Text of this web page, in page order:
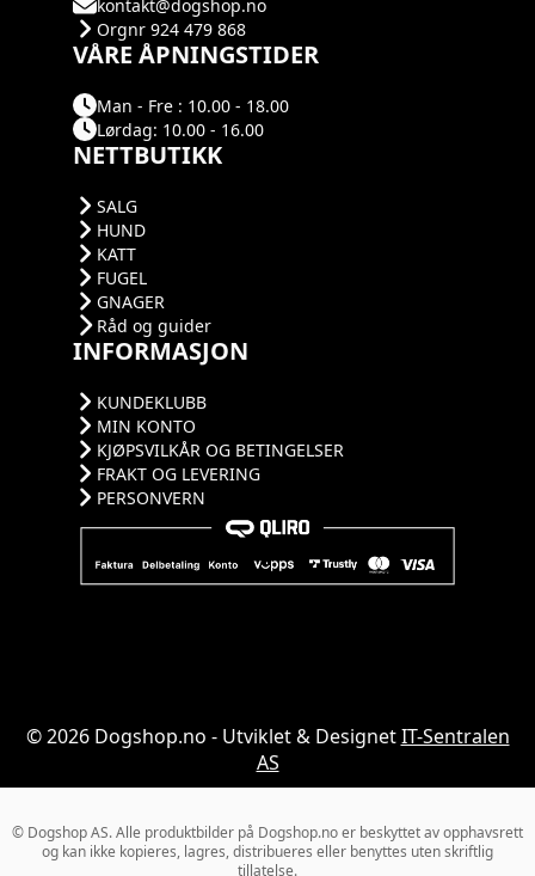
kontakt@dogshop.no
Orgnr 924 479 868
VÅRE ÅPNINGSTIDER
Man - Fre : 10.00 - 18.00
Lørdag: 10.00 - 16.00
NETTBUTIKK
SALG
HUND
KATT
FUGEL
GNAGER
Råd og guider
INFORMASJON
KUNDEKLUBB
MIN KONTO
KJØPSVILKÅR OG BETINGELSER
FRAKT OG LEVERING
PERSONVERN
© 2026 Dogshop.no - Utviklet & DesignetIT-Sentralen
AS
© Dogshop AS. Alle produktbilder på Dogshop.no er beskyttet av opphavsrett
og kan ikke kopieres, lagres, distribueres eller benyttes uten skriftlig
tillatelse.